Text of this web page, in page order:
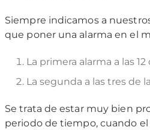
Siempre indicamos a
que poner una alarma en el
La primera alarma a las
La segunda a las tres de
Se trata de estar muy bien
periodo de tiempo, cuando el